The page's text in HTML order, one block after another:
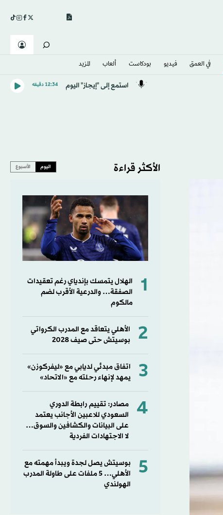
في العمق فيديو بودكاست ألعاب المزيد
استمع إلى "إيجاز" اليوم 12:34 دقيقه
الأكثر قراءة اليوم الأسبوع
1
الهلال يتمسك بإندياي رغم تعقيدات
الصفقة… والدرعية الأقرب لضم
مالكوم
2
الأهلي يتعاقد مع المدرب الكرواتي
بوسيتش حتى صيف 2028
3
اتفاق مبدئي لديابي مع «ليفركوزن»
يمهد لإنهاء رحلته مع «الاتحاد»
4
مصادر: تقييم رابطة الدوري
السعودي للاعبين الأجانب يعتمد
على البيانات والكشافين والسوق…
لا الاجتهادات الفردية
5
بوسيتش يصل لجدة ويبدأ مهمته مع
الأهلي… 5 ملفات على طاولة المدرب
الهولندي